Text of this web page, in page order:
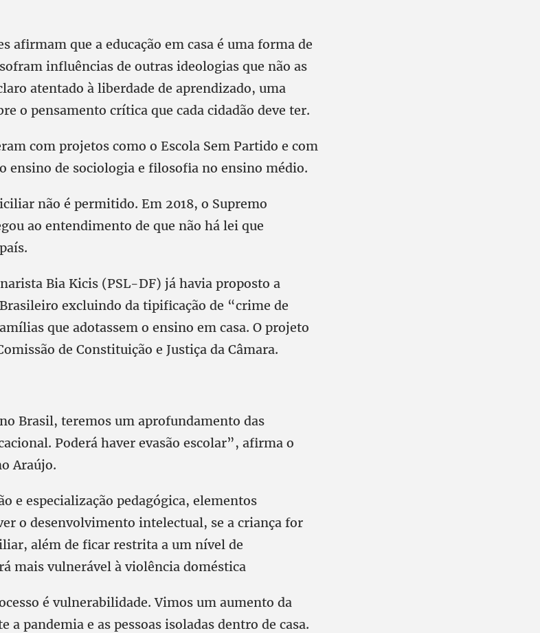
afirmam que a educação em casa é uma forma de
influências de outras ideologias que não as
atentado à liberdade de aprendizado, uma
o pensamento crítica que cada cidadão deve ter.
com projetos como o Escola Sem Partido e com
ensino de sociologia e filosofia no ensino médio.
não é permitido. Em 2018, o Supremo
ao entendimento de que não há lei que
Bia Kicis (PSL-DF) já havia proposto a
excluindo da tipificação de “crime de
que adotassem o ensino em casa. O projeto
de Constituição e Justiça da Câmara.
Brasil, teremos um aprofundamento das
Poderá haver evasão escolar”, afirma o
Araújo.
e especialização pedagógica, elementos
o desenvolvimento intelectual, se a criança for
além de ficar restrita a um nível de
mais vulnerável à violência doméstica
é vulnerabilidade. Vimos um aumento da
a pandemia e as pessoas isoladas dentro de casa.